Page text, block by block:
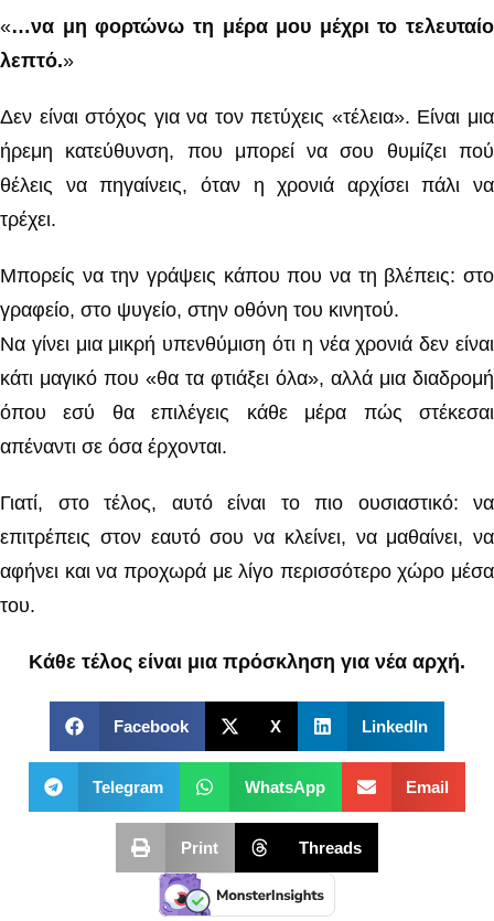
«…να μη φορτώνω τη μέρα μου μέχρι το τελευταίο
λεπτό.»
Δεν είναι στόχος για να τον πετύχεις «τέλεια». Είναι μια
ήρεμη κατεύθυνση, που μπορεί να σου θυμίζει πού
θέλεις να πηγαίνεις, όταν η χρονιά αρχίσει πάλι να
τρέχει.
Μπορείς να την γράψεις κάπου που να τη βλέπεις: στο
γραφείο, στο ψυγείο, στην οθόνη του κινητού.
Να γίνει μια μικρή υπενθύμιση ότι η νέα χρονιά δεν είναι
κάτι μαγικό που «θα τα φτιάξει όλα», αλλά μια διαδρομή
όπου εσύ θα επιλέγεις κάθε μέρα πώς στέκεσαι
απέναντι σε όσα έρχονται.
Γιατί, στο τέλος, αυτό είναι το πιο ουσιαστικό: να
επιτρέπεις στον εαυτό σου να κλείνει, να μαθαίνει, να
αφήνει και να προχωρά με λίγο περισσότερο χώρο μέσα
του.
Κάθε τέλος είναι μια πρόσκληση για νέα αρχή.
Facebook X LinkedIn
Telegram WhatsApp Email
Print Threads